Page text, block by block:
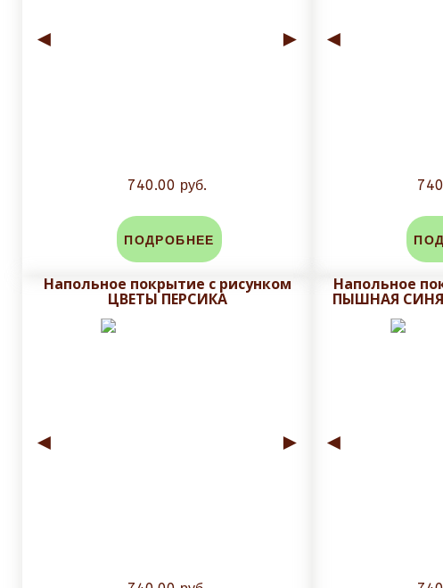
◄ ►
740.00 руб.
ПОДРОБНЕЕ
◄
Напольное покрытие с рисунком
ЦВЕТЫ ПЕРСИКА
◄ ►
Напольное
ПЫШНАЯ
◄